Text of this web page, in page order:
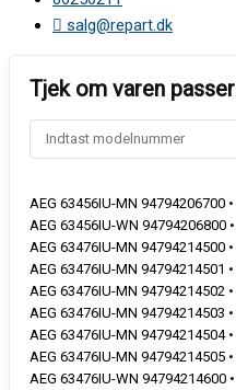
salg@repart.dk
AEG 63456IU-MN 94794206700 •
AEG 63456IU-WN 94794206800 •
AEG 63476IU-MN 94794214500 •
AEG 63476IU-MN 94794214501 •
AEG 63476IU-MN 94794214502 •
AEG 63476IU-MN 94794214503 •
AEG 63476IU-MN 94794214504 •
AEG 63476IU-MN 94794214505 •
AEG 63476IU-WN 94794214600 •